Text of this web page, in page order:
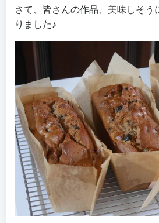
さて、皆さんの作品、美味しそう
りました♪